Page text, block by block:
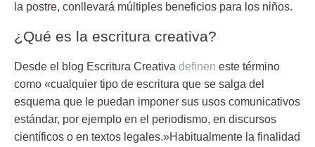
la postre, conllevará múltiples beneficios para los niños.
¿Qué es la escritura creativa?
Desde el blog Escritura Creativa definen este término
como «cualquier tipo de escritura que se salga del
esquema que le puedan imponer sus usos comunicativos
estándar, por ejemplo en el periodismo, en discursos
científicos o en textos legales.»Habitualmente la finalidad